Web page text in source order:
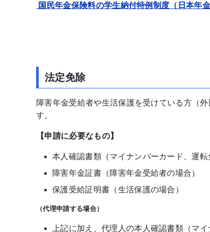
国民年金保険料の学生納付特例制度（日本年
法定免除
障害年金受給者や生活保護を受けている方（
す。
【申請に必要なもの】
本人確認書類（マイナンバーカード、運
障害年金証書（障害年金受給者の場合）
保護受給証明書（生活保護の場合）
（代理申請する場合）
上記に加え、代理人の本人確認書類（マ